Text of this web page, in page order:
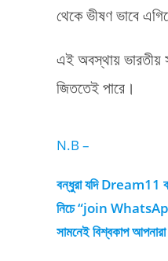
থেকে ভীষণ ভাবে
এই অবস্থায় ভারতীয়
জিততেই পারে।
N.B –
বন্ধুরা যদি Dream11
নিচে “join
সামনেই বিশ্বকাপ